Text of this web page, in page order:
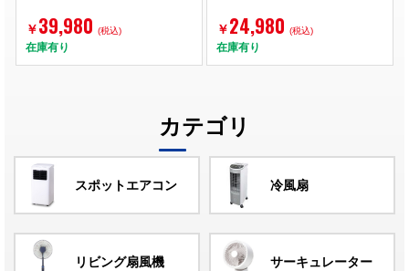
￥39,980 (税込)
在庫有り
￥24,980 (税込)
在庫有り
カテゴリ
スポットエアコン 冷風扇
リビング扇風機 サーキュレーター